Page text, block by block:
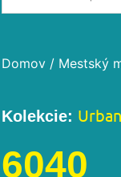
Domov/ Mestský
Kolekcie:
6040